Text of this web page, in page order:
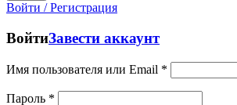
Войти / Регистрация
ВойтиЗавести аккаунт
Имя пользователя или Email *
Пароль *